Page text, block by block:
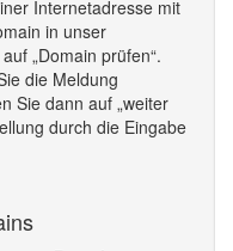
Internetadresse mit
in unser
„Domain prüfen“.
die Meldung
Sie dann auf „weiter
durch die Eingabe